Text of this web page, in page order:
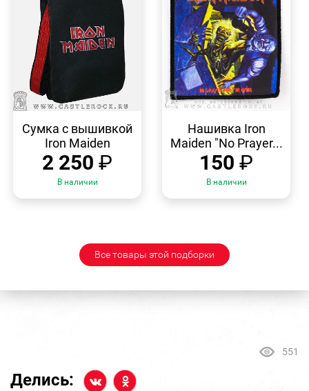
ПРОСМОТР
Сумка с вышивкой
Iron Maiden
2 250 ₽
В наличии
ПРОСМОТР
Нашивка Iron
Maiden "No Prayer...
150 ₽
В наличии
Все товары этой подборки
551
Делись: